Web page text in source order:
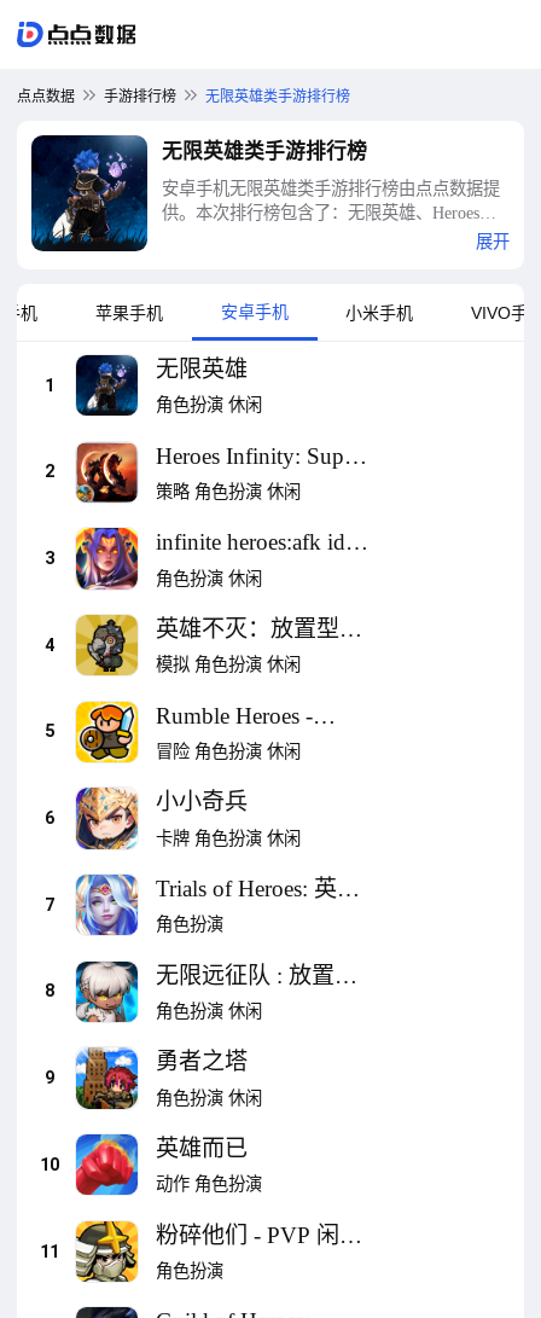
点点数据 手游排行榜 无限英雄类手游排行榜
无限英雄类手游排行榜
安卓手机无限英雄类手游排行榜由点点数据提
供。本次排行榜包含了：无限英雄、Heroes
Infinity: Super Heroes、infinite heroes:afk idle
Heroes: 英雄的试炼、无限远征队 : 放置型
RPG、勇者之塔、英雄而已等十大无限英雄类
手游排行榜
展开
手机 苹果手机 安卓手机 小米手机 VIVO手
1
无限英雄
角色扮演 休闲
2
Heroes Infinity: Super
Heroes
策略 角色扮演 休闲
3
infinite heroes:afk idle
games
角色扮演 休闲
4
英雄不灭：放置型
RPG
模拟 角色扮演 休闲
5
Rumble Heroes -
Adventure RPG
冒险 角色扮演 休闲
6
小小奇兵
卡牌 角色扮演 休闲
7
Trials of Heroes: 英雄
的试炼
角色扮演
8
无限远征队 : 放置型
RPG
角色扮演 休闲
9
勇者之塔
角色扮演 休闲
10
英雄而已
动作 角色扮演
11
粉碎他们 - PVP 闲置
RPG
角色扮演